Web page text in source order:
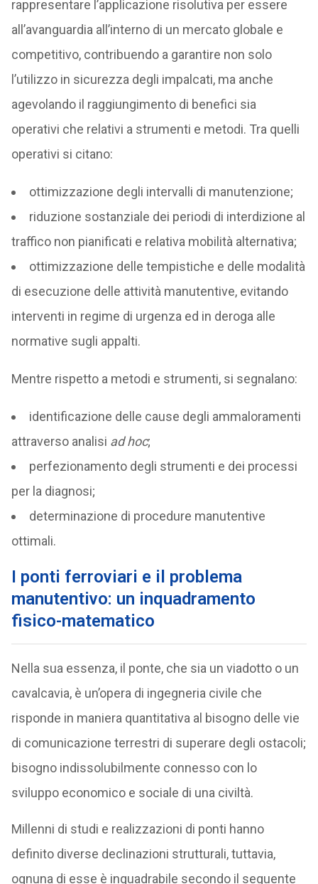
rappresentare l’applicazione risolutiva per essere
all’avanguardia all’interno di un mercato globale e
competitivo, contribuendo a garantire non solo
l’utilizzo in sicurezza degli impalcati, ma anche
agevolando il raggiungimento di benefici sia
operativi che relativi a strumenti e metodi. Tra quelli
operativi si citano:
ottimizzazione degli intervalli di manutenzione;
riduzione sostanziale dei periodi di interdizione al
traffico non pianificati e relativa mobilità alternativa;
ottimizzazione delle tempistiche e delle modalità
di esecuzione delle attività manutentive, evitando
interventi in regime di urgenza ed in deroga alle
normative sugli appalti.
Mentre rispetto a metodi e strumenti, si segnalano:
identificazione delle cause degli ammaloramenti
attraverso analisi ad hoc;
perfezionamento degli strumenti e dei processi
per la diagnosi;
determinazione di procedure manutentive
ottimali.
I ponti ferroviari e il problema
manutentivo: un inquadramento
fisico-matematico
Nella sua essenza, il ponte, che sia un viadotto o un
cavalcavia, è un’opera di ingegneria civile che
risponde in maniera quantitativa al bisogno delle vie
di comunicazione terrestri di superare degli ostacoli;
bisogno indissolubilmente connesso con lo
sviluppo economico e sociale di una civiltà.
Millenni di studi e realizzazioni di ponti hanno
definito diverse declinazioni strutturali, tuttavia,
ognuna di esse è inquadrabile secondo il seguente